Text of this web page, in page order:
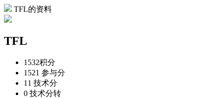
TFL的资料
TFL
1532积分
1521 参与分
11 技术分
0 技术分转